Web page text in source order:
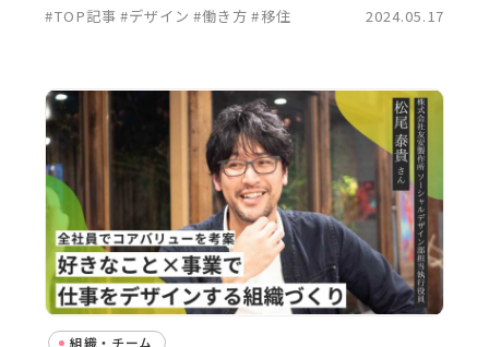
#TOP記事 #デザイン #働き方 #移住 2024.05.17
組織・チーム